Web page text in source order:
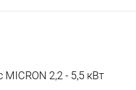
2,2 - 5,5 кВт